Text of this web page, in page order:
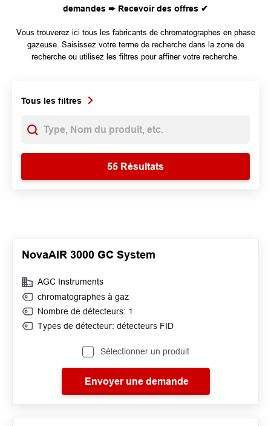
demandes ➨ Recevoir des offres ✔
Vous trouverez ici tous les fabricants de chromatographes en phase
gazeuse. Saisissez votre terme de recherche dans la zone de
recherche ou utilisez les filtres pour affiner votre recherche.
Tous les filtres
NovaAIR 3000 GC System
AGC Instruments
chromatographes à gaz
Nombre de détecteurs: 1
Types de détecteur: détecteurs FID
Sélectionner un produit
Envoyer une demande